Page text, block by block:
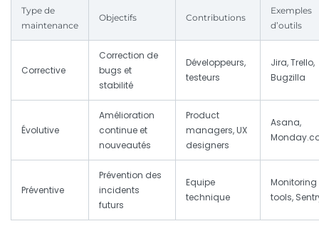
Type de
maintenance
Objectifs Contributions
Exemples
d’outils
Corrective
Correction de
bugs et
stabilité
Développeurs,
testeurs
Jira, Trello,
Bugzilla
Évolutive
Amélioration
continue et
nouveautés
Product
managers, UX
designers
Asana,
Préventive
Prévention des
incidents
futurs
Equipe
technique
Monitoring
tools,